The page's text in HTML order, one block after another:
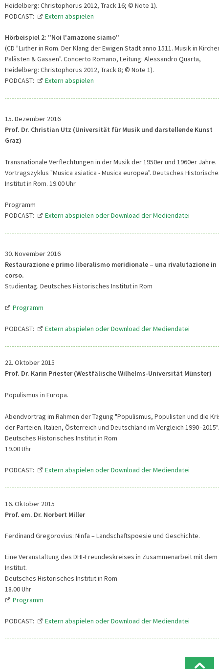
Heidelberg: Christophorus 2012, Track 16; © Note 1).
PODCAST:
Extern abspielen
Hörbeispiel 2: "Noi l'amazone siamo"
(CD "Luther in Rom. Der Klang der Ewigen Stadt anno 1511. Musik in
Palästen & Gassen". Concerto Romano, Leitung: Alessandro Quarta,
Heidelberg: Christophorus 2012, Track 8; © Note 1).
PODCAST:
Extern abspielen
15. Dezember 2016
Prof. Dr. Christian Utz (Universität für Musik und darstellende Kunst
Graz)
Transnationale Verflechtungen in der Musik der 1950er und 1960er Jahre.
Vortragszyklus "Musica asiatica - Musica europea". Deutsches
Institut in Rom. 19.00 Uhr
Programm
PODCAST:
Extern abspielen oder Download der Mediendatei
30. November 2016
Restaurazione e primo liberalismo meridionale – una rivalutazione in
corso.
Studientag. Deutsches Historisches Institut in Rom
Programm
PODCAST: Extern abspielen oder Download der Mediendatei
22. Oktober 2015
Prof. Dr. Karin Priester (Westfälische Wilhelms-Universität Münster)
Populismus in Europa.
Abendvortrag im Rahmen der Tagung "Populismus, Populisten und die
der Parteien. Italien, Österreich und Deutschland im Vergleich 1990–2015".
Deutsches Historisches Institut in Rom
19.00 Uhr
PODCAST: Extern abspielen oder Download der Mediendatei
16. Oktober 2015
Prof. em. Dr. Norbert Miller
Ferdinand Gregorovius: Ninfa – Landschaftspoesie und Geschichte.
Eine Veranstaltung des DHI-Freundeskreises in Zusammenarbeit mit dem
Institut.
Deutsches Historisches Institut in Rom
18.00 Uhr
Programm
PODCAST: Extern abspielen oder Download der Mediendatei